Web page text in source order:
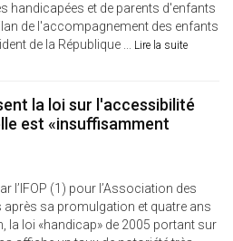
handicapées et de parents d'enfants
de l'accompagnement des enfants
de la République ... Lire la suite
la loi sur l'accessibilité
est «insuffisamment
l’IFOP (1) pour l’Association des
après sa promulgation et quatre ans
la loi «handicap» de 2005 portant sur